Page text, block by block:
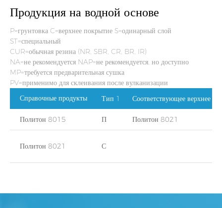
Продукция на водной основе
P=грунтовка C=верхнее покрытие S=одинарный слой
ST=специальный
CUR=обычная резина (NR, SBR, CR, BR, IR)
NA=не рекомендуется NAP=не рекомендуется, но доступно
MP=требуется предварительная сушка
PV=применимо для склеивания после вулканизации
Справочные продукты
Тип 1 Соответствующее верхнее
Политон 8015 П Политон 8021
Политон 8021 С